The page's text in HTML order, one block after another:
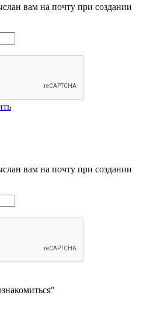
вам на почту при создании
вам на почту при создании